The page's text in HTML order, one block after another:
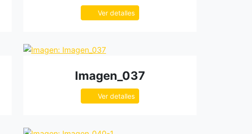
Ver detalles
Imagen_037
Ver detalles